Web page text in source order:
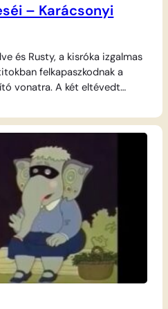
– Karácsonyi
és Rusty, a kisróka izgalmas
felkapaszkodnak a
vonatra. A két eltévedt
ünnepi fényeit, és egy
keverednek vicces és
utazás végén azonban
is többet ér az